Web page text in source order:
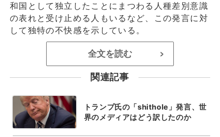
和国として独立したことにまつわる人種差別意識
の表れと受け止める人もいるなど、この発言に対
して独特の不快感を示している。
全文を読む >
関連記事
トランプ氏の「shithole」発言、世
界のメディアはどう訳したのか